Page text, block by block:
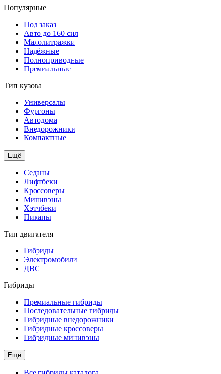
Популярные
Под заказ
Авто до 160 сил
Малолитражки
Надёжные
Полноприводные
Премиальные
Тип кузова
Универсалы
Фургоны
Автодома
Внедорожники
Компактные
Ещё
Седаны
Лифтбеки
Кроссоверы
Минивэны
Хэтчбеки
Пикапы
Тип двигателя
Гибриды
Электромобили
ДВС
Гибриды
Премиальные гибриды
Последовательные гибриды
Гибридные внедорожники
Гибридные кроссоверы
Гибридные минивэны
Ещё
Все гибриды каталога